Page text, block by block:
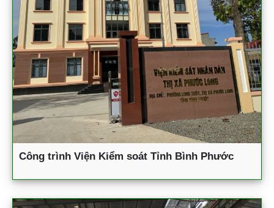
Công trình Viện Kiểm soát Tỉnh Bình Phước